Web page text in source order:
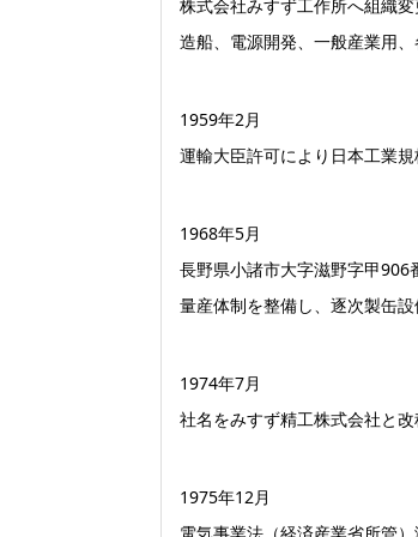
株式会社みすず工作所へ組織変
造船、電源開発、一般産業用
1959年2月
運輸大臣許可により日本工業規
1968年5月
長野県小諸市大字滋野字甲906
量産体制を整備し、逐次製缶設
1974年7月
社名をみすず精工株式会社と改
1975年12月